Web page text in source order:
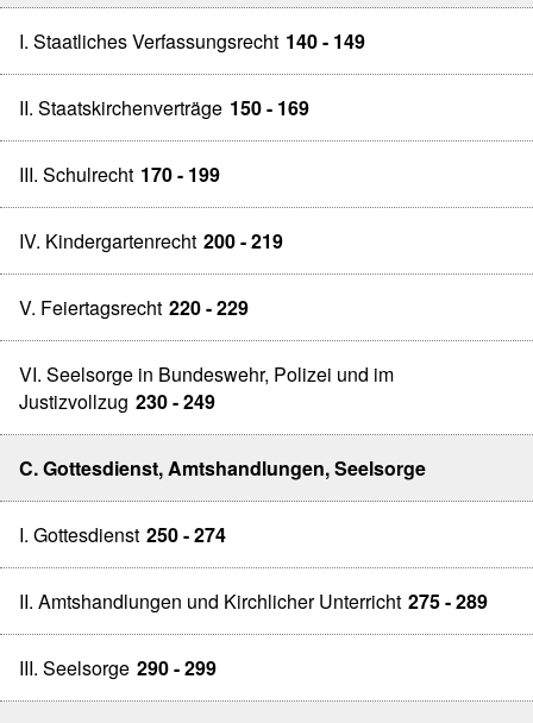
I. Staatliches Verfassungsrecht 140 - 149
II. Staatskirchenverträge 150 - 169
III. Schulrecht 170 - 199
IV. Kindergartenrecht 200 - 219
V. Feiertagsrecht 220 - 229
VI. Seelsorge in Bundeswehr, Polizei und im
Justizvollzug 230 - 249
C. Gottesdienst, Amtshandlungen, Seelsorge
I. Gottesdienst 250 - 274
II. Amtshandlungen und Kirchlicher Unterricht 275 - 289
III. Seelsorge 290 - 299